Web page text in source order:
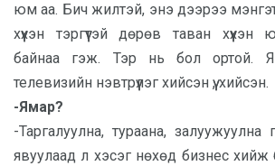
юм аа. Бич жилтэй, энэ дээрээ
хүүхэн тэргүүтэй дөрөв таван
байнаа гэж. Тэр нь бол ортой.
телевизийн нэвтрүүлэг хийсэн үү, хийсэн.
-Ямар?
-Таргалуулна, тураана, залуужуулна
явуулаад л хэсэг нөхөд бизнес хийж